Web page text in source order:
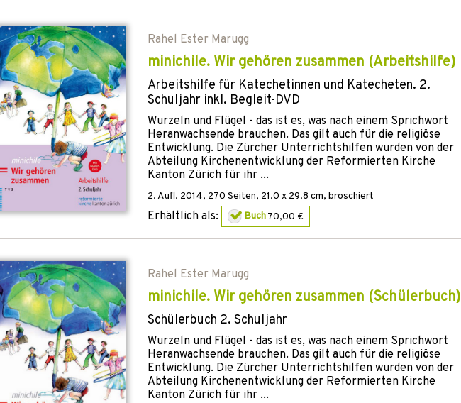
Rahel Ester Marugg
minichile. Wir gehören zusammen (Arbeitshilfe)
Arbeitshilfe für Katechetinnen und Katecheten. 2.
Schuljahr inkl. Begleit-DVD
Wurzeln und Flügel - das ist es, was nach einem Sprichwort
Heranwachsende brauchen. Das gilt auch für die religiöse
Entwicklung. Die Zürcher Unterrichtshilfen wurden von der
Abteilung Kirchenentwicklung der Reformierten Kirche
Kanton Zürich für ihr ...
2. Aufl. 2014, 270 Seiten, 21.0 x 29.8 cm, broschiert
Erhältlich als: Buch70,00 €
Rahel Ester Marugg
minichile. Wir gehören zusammen (Schülerbuch)
Schülerbuch 2. Schuljahr
Wurzeln und Flügel - das ist es, was nach einem Sprichwort
Heranwachsende brauchen. Das gilt auch für die religiöse
Entwicklung. Die Zürcher Unterrichtshilfen wurden von der
Abteilung Kirchenentwicklung der Reformierten Kirche
Kanton Zürich für ihr ...